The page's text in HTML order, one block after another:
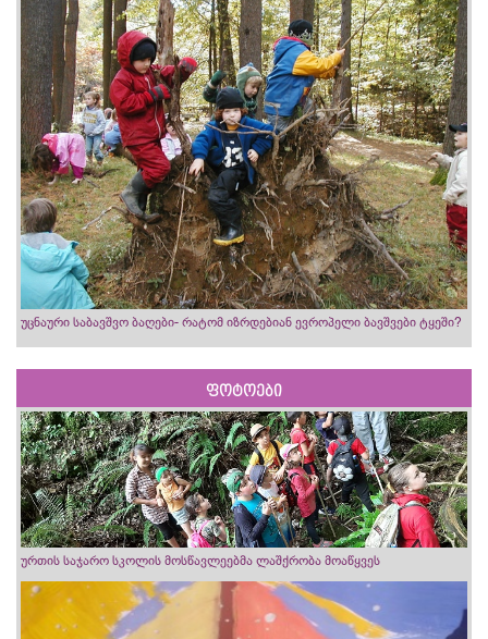
უცნაური საბავშვო ბაღები- რატომ იზრდებიან ევროპელი ბავშვები ტყეში?
ფოტოები
ურთის საჯარო სკოლის მოსწავლეებმა ლაშქრობა მოაწყვეს